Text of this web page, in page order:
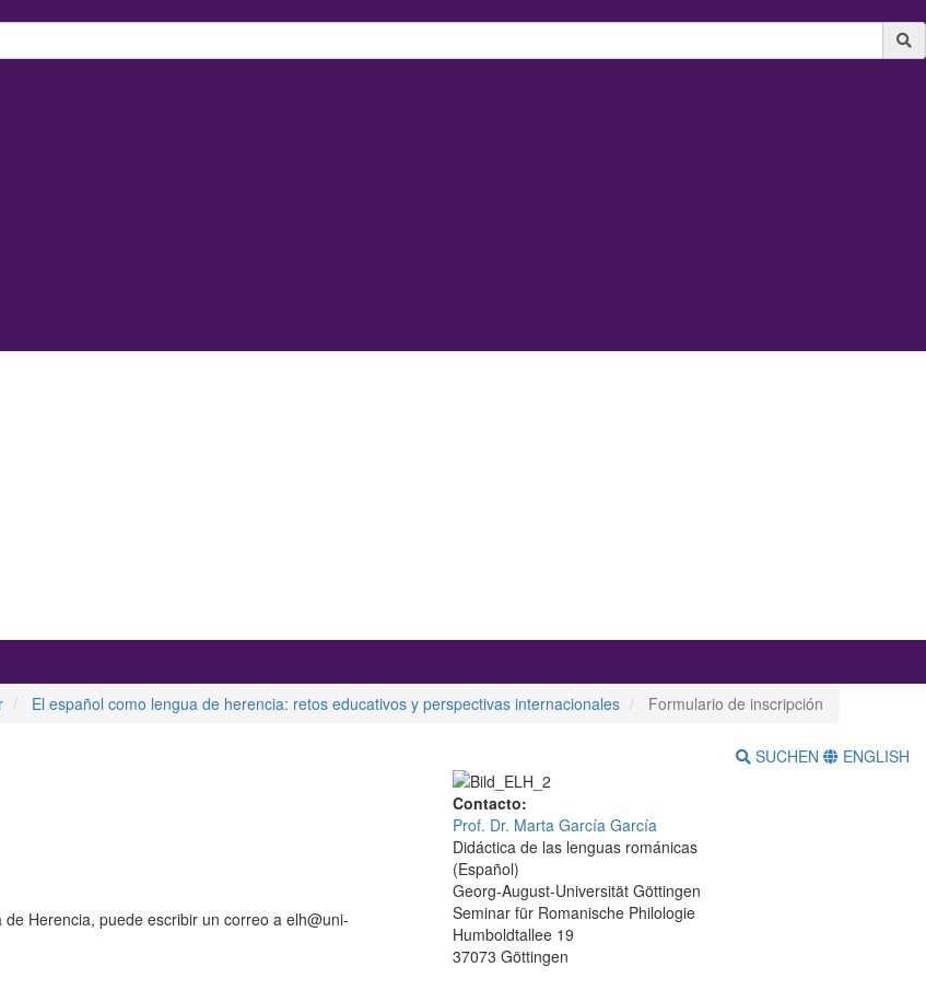
El español como lengua de herencia: retos educativos y perspectivas internacionales Formulario de inscripción
SUCHEN ENGLISH
Herencia, puede escribir un correo a elh@uni-
Contacto:
Prof. Dr. Marta García García
Didáctica de las lenguas románicas
(Español)
Georg-August-Universität Göttingen
Seminar für Romanische Philologie
Humboldtallee 19
37073 Göttingen